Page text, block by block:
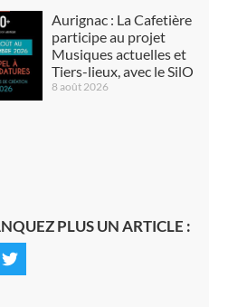
Aurignac : La Cafetière
participe au projet
Musiques actuelles et
Tiers-lieux, avec le SilO
8 août 2026
PLUS UN ARTICLE :